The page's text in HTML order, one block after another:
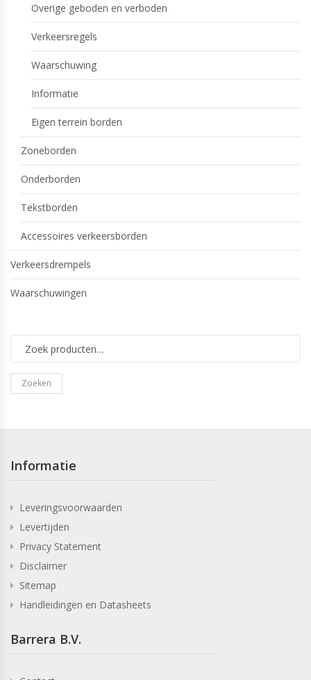
Overige geboden en verboden
Verkeersregels
Waarschuwing
Informatie
Eigen terrein borden
Zoneborden
Onderborden
Tekstborden
Accessoires verkeersborden
Verkeersdrempels
Waarschuwingen
Zoeken
Informatie
Leveringsvoorwaarden
Levertijden
Privacy Statement
Disclaimer
Sitemap
Handleidingen en Datasheets
Barrera B.V.